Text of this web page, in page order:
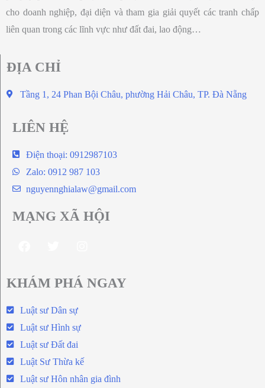
cho doanh nghiệp, đại diện và tham gia giải quyết các tranh chấp
liên quan trong các lĩnh vực như đất đai, lao động…
ĐỊA CHỈ
Tầng 1, 24 Phan Bội Châu, phường Hải Châu, TP. Đà Nẵng
LIÊN HỆ
Điện thoại: 0912987103
Zalo: 0912 987 103
nguyennghialaw@gmail.com
MẠNG XÃ HỘI
KHÁM PHÁ NGAY
Luật sư Dân sự
Luật sư Hình sự
Luật sư Đất đai
Luật Sư Thừa kế
Luật sư Hôn nhân gia đình